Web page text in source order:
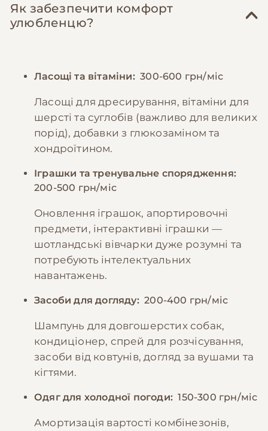
Як забезпечити комфорт
улюбленцю?
Ласощі та вітаміни: 300-600 грн/міс
Ласощі для дресирування, вітаміни для
шерсті та суглобів (важливо для великих
порід), добавки з глюкозаміном та
хондроїтином.
Іграшки та тренувальне спорядження:
200-500 грн/міс
Оновлення іграшок, апортировочні
предмети, інтерактивні іграшки —
шотландські вівчарки дуже розумні та
потребують інтелектуальних
навантажень.
Засоби для догляду: 200-400 грн/міс
Шампунь для довгошерстих собак,
кондиціонер, спрей для розчісування,
засоби від ковтунів, догляд за вушами та
кігтями.
Одяг для холодної погоди: 150-300 грн/міс
Амортизація вартості комбінезонів,